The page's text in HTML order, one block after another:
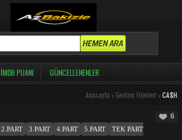
İMDB PUANI GÜNCELLENENLER
Anasayfa > Gerilim Filmleri > CA$H
6
2.PART 3.PART 4.PART 5.PART TEK PART